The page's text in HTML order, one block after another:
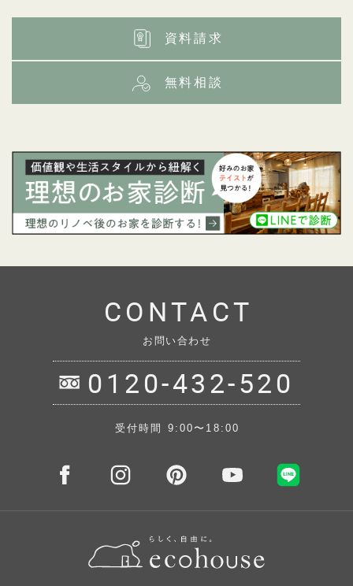
資料請求
無料相談
CONTACT
お問い合わせ
0120-432-520
受付時間 9:00〜18:00